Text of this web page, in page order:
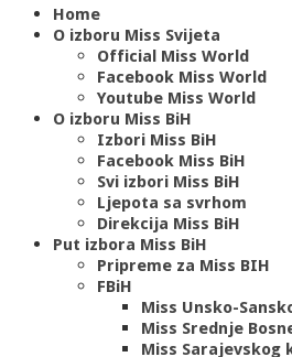
Home
O izboru Miss Svijeta
Official Miss World
Facebook Miss World
Youtube Miss World
O izboru Miss BiH
Izbori Miss BiH
Facebook Miss BiH
Svi izbori Miss BiH
Ljepota sa svrhom
Direkcija Miss BiH
Put izbora Miss BiH
Pripreme za Miss BIH
FBiH
Miss Unsko-
Miss Srednje
Miss Sarajevskog